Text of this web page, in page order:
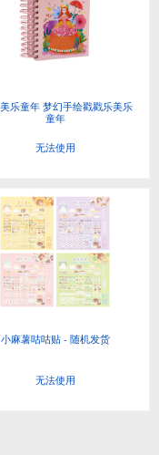
乐童年 梦幻手绘戳戳乐美乐
童年
无法使用
小麻薯咕咕贴 - 随机发货
无法使用